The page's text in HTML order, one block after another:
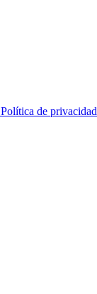
Política de privacidad